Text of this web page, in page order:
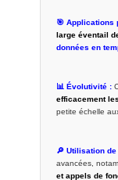
🎯 Applications
large éventail
données en
📊 Évolutivité :
efficacement
petite échelle
🔎 Utilisation
avancées,
et appels de